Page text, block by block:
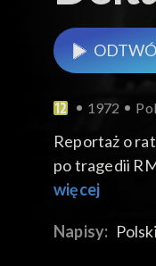
1972
Reportaż o
po tragedii
Działalność
więcej
Napisy: Polski